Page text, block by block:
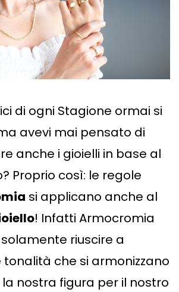
di ogni Stagione ormai si
avevi mai pensato di
anche i gioielli in base al
Proprio così: le regole
si applicano anche al
! Infatti Armocromia
riuscire a
tonalità che si armonizzano
la nostra figura per il nostro